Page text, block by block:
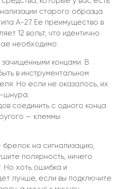
старого образца
А-27. Ее преимущество в
12 вольт, что идентично
необходимо:
концами. В
в инструментальном
Но если не оказалось, их
шнура.
соединить с одного конца
— клеммы
брелок на сигнализацию,
полярность, ничего
Но хоть ошибка и
лучше, если вы подключите